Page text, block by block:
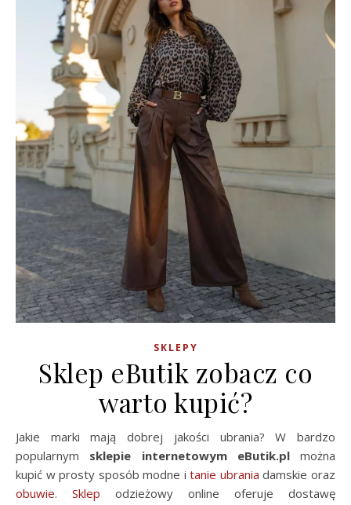
SKLEPY
Sklep eButik zobacz co
warto kupić?
Jakie marki mają dobrej jakości ubrania? W bardzo
popularnym sklepie internetowym eButik.plmożna
kupić w prosty sposób modne itanie ubrania damskie oraz
obuwie. Sklep odzieżowy online oferuje dostawę